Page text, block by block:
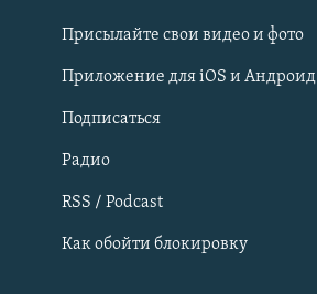
Українською
Qırımtatar
ПРИСОЕДИНЯЙТЕСЬ!
Присылайте свои видео и фото
Приложение для iOS и Андроид
Подписаться
Радио
RSS / Podcast
Как обойти блокировку